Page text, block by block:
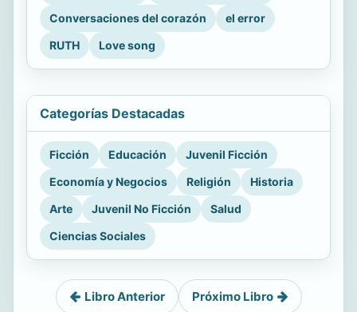
Conversaciones del corazón
el error
RUTH
Love song
Categorías Destacadas
Ficción Educación
Juvenil Ficción
Economía y Negocios
Religión
Historia
Arte
Juvenil No Ficción
Salud
Ciencias Sociales
Libro Anterior Próximo Libro